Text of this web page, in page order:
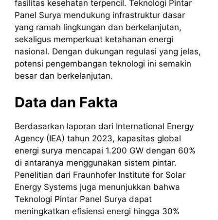
fasilitas kesehatan terpencil. Teknologi Pintar
Panel Surya mendukung infrastruktur dasar
yang ramah lingkungan dan berkelanjutan,
sekaligus memperkuat ketahanan energi
nasional. Dengan dukungan regulasi yang jelas,
potensi pengembangan teknologi ini semakin
besar dan berkelanjutan.
Data dan Fakta
Berdasarkan laporan dari International Energy
Agency (IEA) tahun 2023, kapasitas global
energi surya mencapai 1.200 GW dengan 60%
di antaranya menggunakan sistem pintar.
Penelitian dari Fraunhofer Institute for Solar
Energy Systems juga menunjukkan bahwa
Teknologi Pintar Panel Surya dapat
meningkatkan efisiensi energi hingga 30%